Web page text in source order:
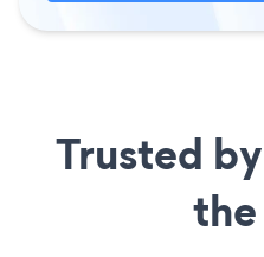
Trusted